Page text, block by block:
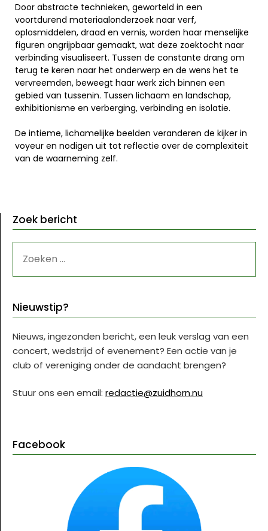
Door abstracte technieken, geworteld in een
voortdurend materiaalonderzoek naar verf,
oplosmiddelen, draad en vernis, worden haar menselijke
figuren ongrijpbaar gemaakt, wat deze zoektocht naar
verbinding visualiseert. Tussen de constante drang om
terug te keren naar het onderwerp en de wens het te
vervreemden, beweegt haar werk zich binnen een
gebied van tussenin. Tussen lichaam en landschap,
exhibitionisme en verberging, verbinding en isolatie.
De intieme, lichamelijke beelden veranderen de kijker in
voyeur en nodigen uit tot reflectie over de complexiteit
van de waarneming zelf.
Zoek bericht
NAAR:
Nieuwstip?
Nieuws, ingezonden bericht, een leuk verslag van een
concert, wedstrijd of evenement? Een actie van je
club of vereniging onder de aandacht brengen?
Stuur ons een email: redactie@zuidhorn.nu
Facebook